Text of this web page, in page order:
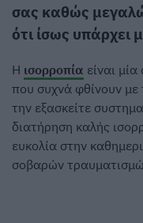
σας καθώς
ότι ίσως υπάρχει
Η ισορροπία είναι
που συχνά φθίνουν με
την εξασκείτε
διατήρηση καλής
ευκολία στην
σοβαρών